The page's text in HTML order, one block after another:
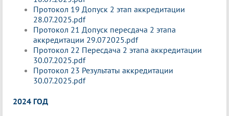
Протокол 19 Допуск 2 этап аккредитации
28.07.2025.pdf
Протокол 21 Допуск пересдача 2 этапа
аккредитации 29.072025.pdf
Протокол 22 Пересдача 2 этапа аккредитации
30.07.2025.pdf
Протокол 23 Результаты аккредитации
30.07.2025.pdf
2024 ГОД